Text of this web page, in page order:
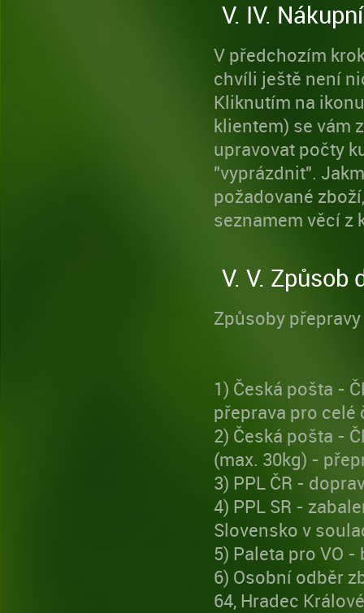
V. IV.
V předchozím
chvíli ještě není
Kliknutím na
klientem) se vám
upravovat počty
"vyprázdnit".
požadované
seznamem věcí z
V. V. Způsob
Způsoby přepravy
1) Česká pošta -
přeprava pro
2) Česká pošta -
(max. 30kg) -
3) PPL ČR -
4) PPL SR -
Slovensko v
5) Paleta pro VO
6) Osobní odběr
64, Hradec